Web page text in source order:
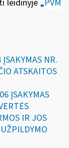
leidinyje „PVM
NR.
ATSKAITOS
ĮSAKYMAS
IR JOS